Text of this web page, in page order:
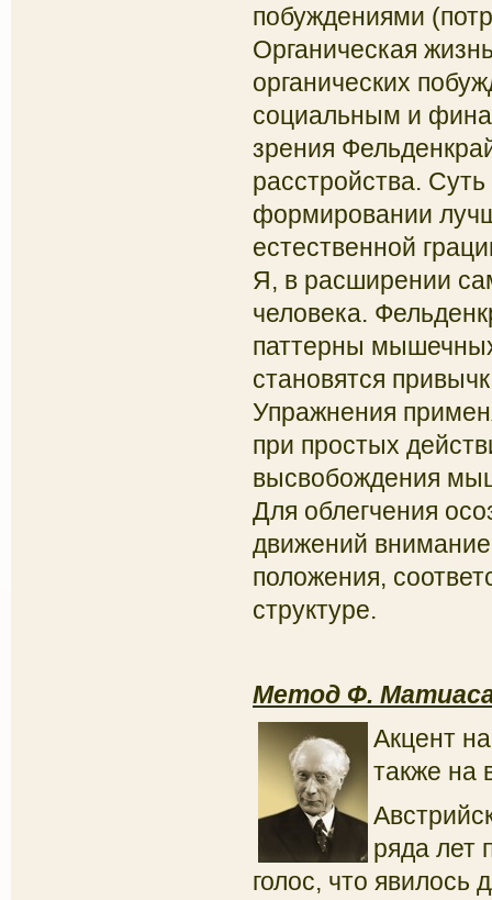
побуждениями
Органическая
органических
социальным и
зрения
расстройства.
формировании
естественной
Я, в расширении
человека.
паттерны
становятся
Упражнения
при простых
высвобождения
Для облегчения
движений внимание
положения,
структуре.
Метод Ф.
Акцент
также на
ряда лет
голос, что явилось